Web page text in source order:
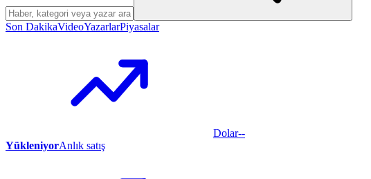
Son DakikaVideoYazarlarPiyasalar
Dolar--
YükleniyorAnlık satış